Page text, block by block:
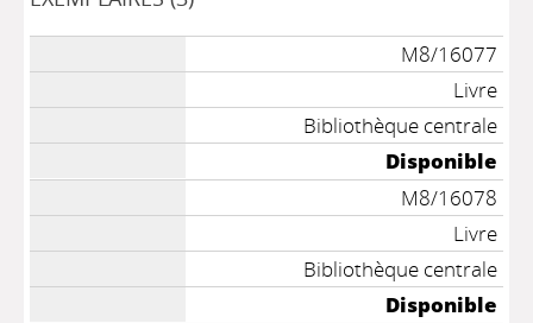
M8/16077
Livre
Bibliothèque centrale
Disponible
M8/16078
Livre
Bibliothèque centrale
Disponible